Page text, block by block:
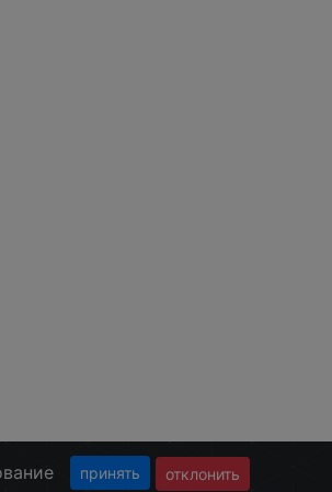
принять отклонить